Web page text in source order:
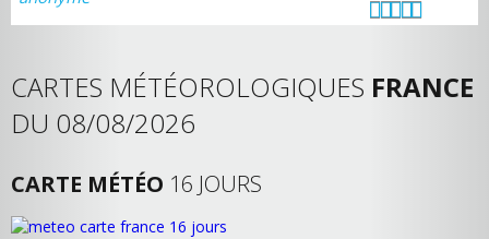
CARTES MÉTÉOROLOGIQUES FRANCE
DU 08/08/2026
CARTE MÉTÉO 16 JOURS